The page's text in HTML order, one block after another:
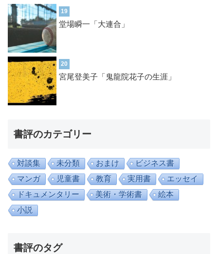
19
堂場瞬一「大連合」
20
宮尾登美子「鬼龍院花子の生涯」
書評のカテゴリー
対談集 未分類 おまけ
ビジネス書
マンガ
児童書 教育 実用書
エッセイ
ドキュメンタリー
美術・学術書
絵本
小説
書評のタグ